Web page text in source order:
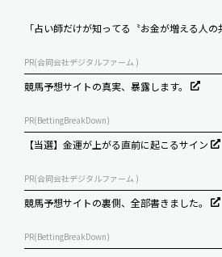
「占い師だけが知ってる〝お金が増える人の
PR(合同会社デジタルファーム )
競馬予想サイトの真実、暴露します。
PR(BettingBreakDown)
【当選】金運が上がる直前に起こるサイン
PR(合同会社デジタルファーム )
競馬予想サイトの裏側、全部書きました。
PR(BettingBreakDown)